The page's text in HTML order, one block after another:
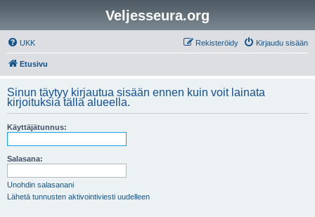
Veljesseura.org
UKK Kirjaudu sisään
Rekisteröidy
Etusivu
Sinun täytyy kirjautua sisään ennen kuin voit lainata
kirjoituksia tällä alueella.
Käyttäjätunnus:
Salasana:
Unohdin salasanani
Lähetä tunnusten aktivointiviesti uudelleen